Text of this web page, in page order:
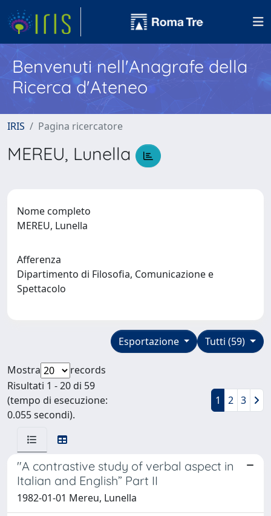
Benvenuti nell'Anagrafe della
Ricerca d'Ateneo
IRIS Pagina ricercatore
MEREU, Lunella
Nome completo
MEREU, Lunella
Afferenza
Dipartimento di Filosofia, Comunicazione e
Spettacolo
Tutti (59)
Esportazione
Mostra
records
Risultati 1 - 20 di 59
(tempo di esecuzione:
0.055 secondi).
1 2 3
"A contrastive study of verbal aspect in
Italian and English” Part II
1982-01-01 Mereu, Lunella